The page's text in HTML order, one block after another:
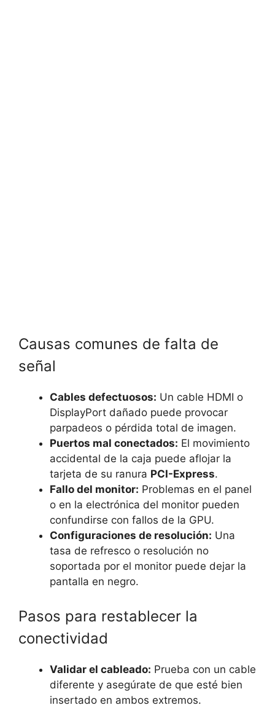
Causas comunes de falta de
señal
Cables defectuosos: Un cable HDMI o
DisplayPort dañado puede provocar
parpadeos o pérdida total de imagen.
Puertos mal conectados: El movimiento
accidental de la caja puede aflojar la
tarjeta de su ranura PCI-Express.
Fallo del monitor: Problemas en el panel
o en la electrónica del monitor pueden
confundirse con fallos de la GPU.
Configuraciones de resolución: Una
tasa de refresco o resolución no
soportada por el monitor puede dejar la
pantalla en negro.
Pasos para restablecer la
conectividad
Validar el cableado: Prueba con un cable
diferente y asegúrate de que esté bien
insertado en ambos extremos.